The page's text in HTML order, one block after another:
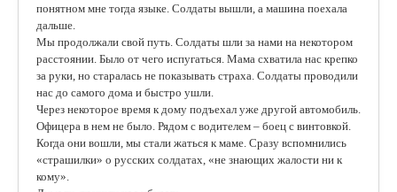
понятном мне тогда языке. Солдаты вышли, а машина поехала
дальше.
Мы продолжали свой путь. Солдаты шли за нами на некотором
расстоянии. Было от чего испугаться. Мама схватила нас крепко
за руки, но старалась не показывать страха. Солдаты проводили
нас до самого дома и быстро ушли.
Через некоторое время к дому подъехал уже другой автомобиль.
Офицера в нем не было. Рядом с водителем – боец с винтовкой.
Когда они вошли, мы стали жаться к маме. Сразу вспомнились
«страшилки» о русских солдатах, «не знающих жалости ни к
кому».